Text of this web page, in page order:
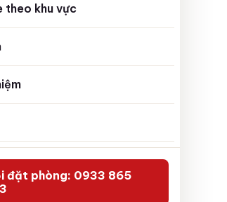
theo khu vực
đặt phòng: 0933 865